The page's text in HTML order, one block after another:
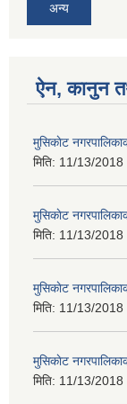
अन्य
ऐन, कानुन
मुसिकाेट
मिति: 11/13/2018
मुसिकाेट
मिति: 11/13/2018
मुसिकाेट
मिति: 11/13/2018
मुसिकाेट
मिति: 11/13/2018